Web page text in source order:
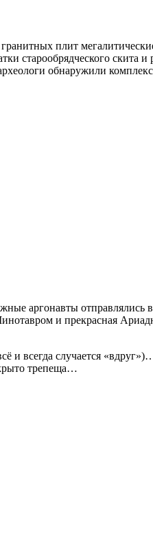
плит
старообрядческого
обнаружили
аргонавты отправлялись
и прекрасная
и всегда случается
трепеща…